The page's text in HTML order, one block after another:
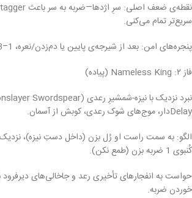
سریع‌تر تمام می‌کنی.
پنجره‌های امن: بعد از شیرجه‌ی پایین یا دم‌زدن/نعره، 1–3 ضربه‌ی امن داری.
فاز ۲: Nameless King (پیاده)
Delayدار، موج‌های شوک رعدی، کوبش از آسمان.
الگو: به سمت راست او رُل بزن (داخل دستِ نیزه)،
کُنبوی 1 ضربه بزن (طمع نکن).
حواست به انفجارهای تأخیری رعد و جاخالی‌های
خوردن ضربه.